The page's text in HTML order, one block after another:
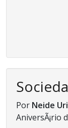
Por Neide
AniversÃ¡rio